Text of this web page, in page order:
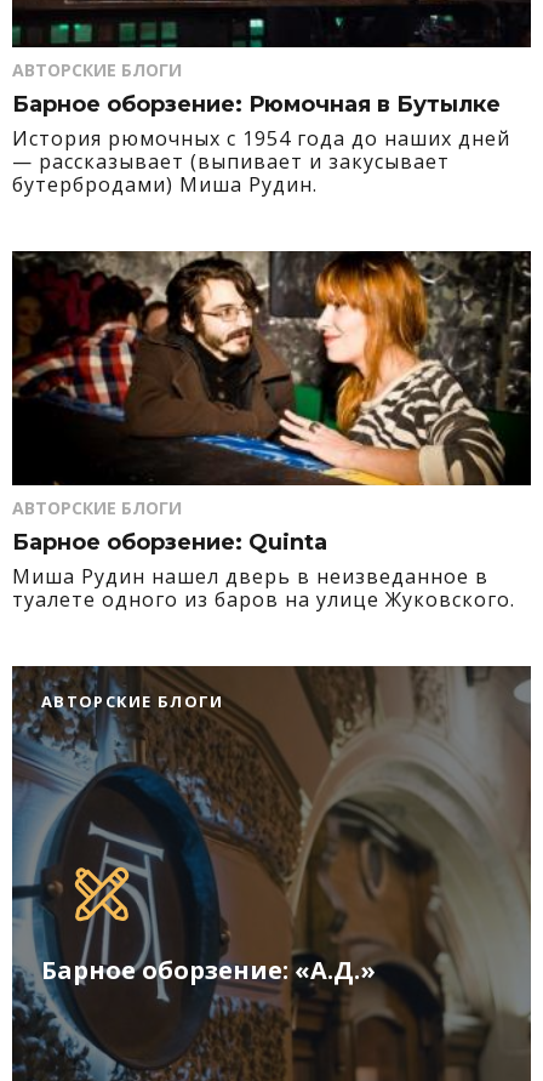
АВТОРСКИЕ БЛОГИ
Барное оборзение: Рюмочная в Бутылке
История рюмочных с 1954 года до наших дней
— рассказывает (выпивает и закусывает
бутербродами) Миша Рудин.
АВТОРСКИЕ БЛОГИ
Барное оборзение: Quinta
Миша Рудин нашел дверь в неизведанное в
туалете одного из баров на улице Жуковского.
АВТОРСКИЕ БЛОГИ
Барное оборзение: «А.Д.»